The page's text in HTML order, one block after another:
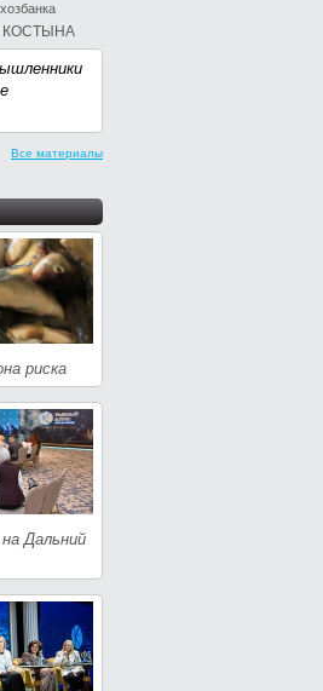
КОСТЫНА
Все материалы
риска
Дальний